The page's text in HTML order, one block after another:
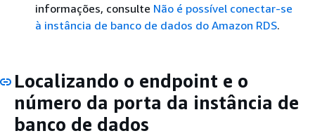
informações, consulte Não é possível conectar-se
à instância de banco de dados do Amazon RDS.
Localizando o endpoint e o
número da porta da instância de
banco de dados